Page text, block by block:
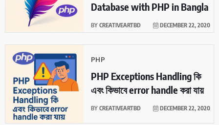
Database with PHP in Bangla
BY CREATIVEARTBD DECEMBER 22, 2020
PHP
PHP Exceptions Handling কি
এবং কিভাবে error handle করা যায়
BY CREATIVEARTBD DECEMBER 22, 2020